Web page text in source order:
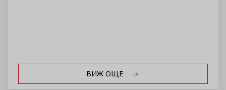
ВИЖ ОЩЕ